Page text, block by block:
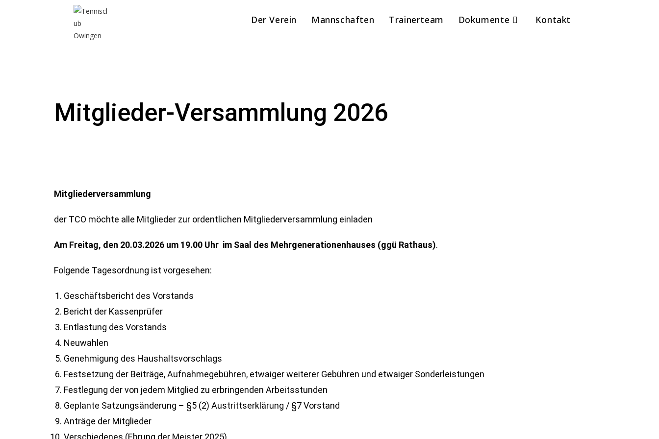
Der Verein Mannschaften Trainerteam Dokumente Kontakt
Mitglieder-Versammlung 2026
Mitgliederversammlung
der TCO möchte alle Mitglieder zur ordentlichen Mitgliederversammlung einladen
Am Freitag, den 20.03.2026 um 19.00 Uhr im Saal des Mehrgenerationenhauses (ggü Rathaus).
Folgende Tagesordnung ist vorgesehen:
Geschäftsbericht des Vorstands
Bericht der Kassenprüfer
Entlastung des Vorstands
Neuwahlen
Genehmigung des Haushaltsvorschlags
Festsetzung der Beiträge, Aufnahmegebühren, etwaiger weiterer Gebühren und etwaiger Sonderleistungen
Festlegung der von jedem Mitglied zu erbringenden Arbeitsstunden
Geplante Satzungsänderung – §5 (2) Austrittserklärung / §7 Vorstand
Anträge der Mitglieder
Verschiedenes (Ehrung der Meister 2025)